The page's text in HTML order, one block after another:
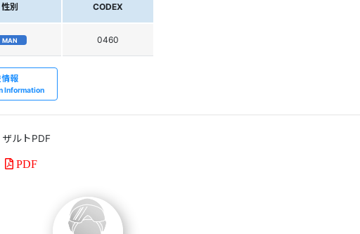
性別 CODEX
MAN 0460
報
Information
ザルトPDF
PDF